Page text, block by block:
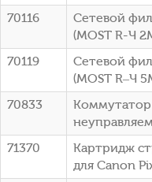
70116
Сетевой
(МОSТ R-Ч
70119
Сетевой
(МОSТ R–Ч
70833
Коммутатор
71370
Картридж
для Canon